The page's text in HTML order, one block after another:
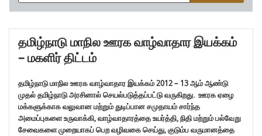
தமிழ்நாடு மாநில ஊரக வாழ்வாதார இயக்கம்
– மகளிர் திட்டம்
தமிழ்நாடு மாநில ஊரக வாழ்வாதார இயக்கம் 2012 – 13 ஆம் ஆண்டு
முதல் தமிழ்நாடு அரசினால் செயல்படுத்தப்பட்டு வருகிறது. ஊரக ஏழை
மக்களுக்காக வலுவான மற்றும் துடிப்பான சமுதாயம் சார்ந்த
அமைப்புகளை உருவாக்கி, வாழ்வாதாரத்தை உயர்த்தி, நிதி மற்றும் பல்வேறு
சேவைகளை முறையாகப் பெற வழிவகை செய்து, குடும்ப வருமானத்தை